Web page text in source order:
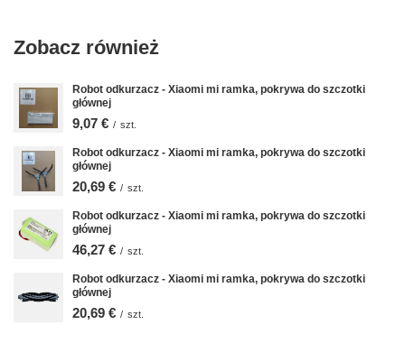
Zobacz również
Robot odkurzacz - Xiaomi mi ramka, pokrywa do szczotki
głównej
9,07 € / szt.
Robot odkurzacz - Xiaomi mi ramka, pokrywa do szczotki
głównej
20,69 € / szt.
Robot odkurzacz - Xiaomi mi ramka, pokrywa do szczotki
głównej
46,27 € / szt.
Robot odkurzacz - Xiaomi mi ramka, pokrywa do szczotki
głównej
20,69 € / szt.